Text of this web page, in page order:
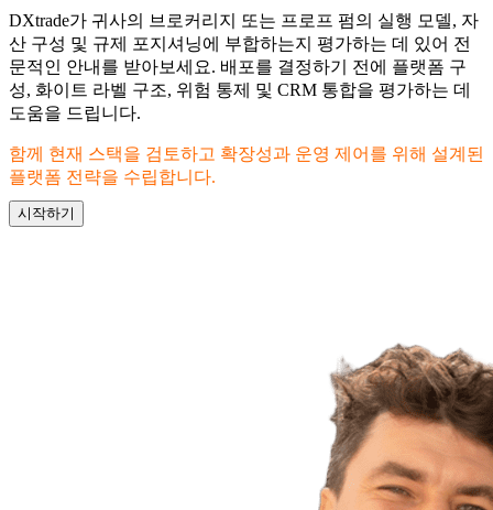
DXtrade가 귀사의 브로커리지 또는 프로프 펌의 실행 모델, 자
산 구성 및 규제 포지셔닝에 부합하는지 평가하는 데 있어 전
문적인 안내를 받아보세요. 배포를 결정하기 전에 플랫폼 구
성, 화이트 라벨 구조, 위험 통제 및 CRM 통합을 평가하는 데
도움을 드립니다.
함께 현재 스택을 검토하고 확장성과 운영 제어를 위해 설계된
플랫폼 전략을 수립합니다.
시작하기